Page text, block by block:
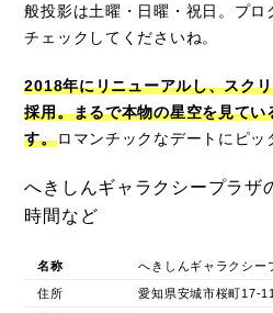
般投影は土曜・日曜・祝日。プ
チェックしてくださいね。
2018年にリニューアルし、スク
採用。まるで本物の星空を見て
す。ロマンチックなデートにピッ
へきしんギャラクシープラザ
時間など
名称 へきしんギャラクシー
住所 愛知県安城市桜町17-11